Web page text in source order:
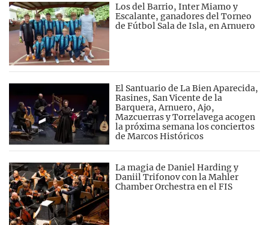
Los del Barrio, Inter Miamo y
Escalante, ganadores del Torneo
de Fútbol Sala de Isla, en Arnuero
El Santuario de La Bien Aparecida,
Rasines, San Vicente de la
Barquera, Arnuero, Ajo,
Mazcuerras y Torrelavega acogen
la próxima semana los conciertos
de Marcos Históricos
La magia de Daniel Harding y
Daniil Trifonov con la Mahler
Chamber Orchestra en el FIS